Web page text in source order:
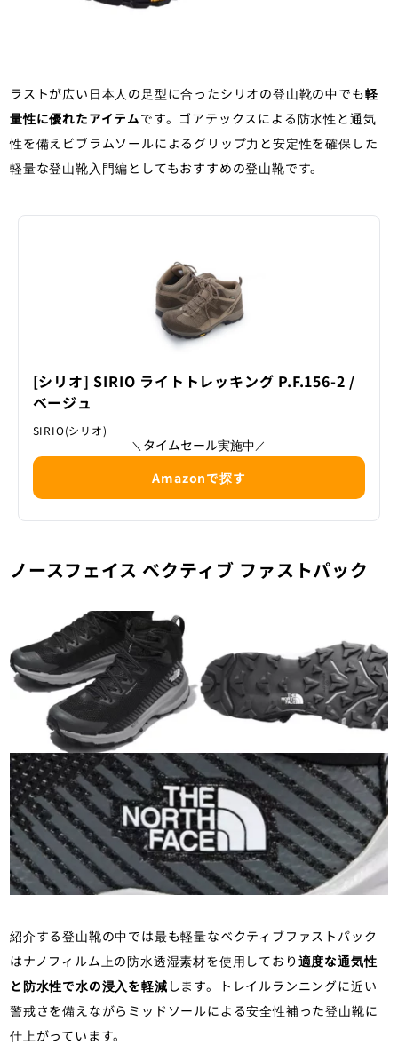
ラストが広い日本人の足型に合ったシリオの登山靴の中でも軽
量性に優れたアイテムです。ゴアテックスによる防水性と通気
性を備えビブラムソールによるグリップ力と安定性を確保した
軽量な登山靴入門編としてもおすすめの登山靴です。
[シリオ] SIRIO ライトトレッキング P.F.156-2 /
ベージュ
SIRIO(シリオ)
＼ タイムセール実施中／
Amazonで探す
ノースフェイス ベクティブ ファストパック
紹介する登山靴の中では最も軽量なベクティブファストパック
はナノフィルム上の防水透湿素材を使用しており 適度な通気性
と防水性で水の浸入を軽減 します。トレイルランニングに近い
警戒さを備えながらミッドソールによる安全性補った登山靴に
仕上がっています。